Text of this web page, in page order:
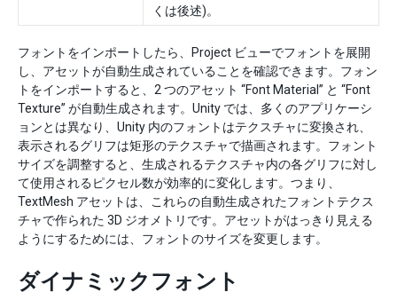
くは後述)。
フォントをインポートしたら、Project ビューでフォントを展開
し、アセットが自動生成されていることを確認できます。フォン
トをインポートすると、2 つのアセット “Font Material” と “Font
Texture” が自動生成されます。Unity では、多くのアプリケーシ
ョンとは異なり、Unity 内のフォントはテクスチャに変換され、
表示されるグリフは矩形のテクスチャで描画されます。フォント
サイズを調整すると、生成されるテクスチャ内の各グリフに対し
て使用されるピクセル数が効率的に変化します。つまり、
TextMesh アセットは、これらの自動生成されたフォントテクス
チャで作られた 3D ジオメトリです。アセットがはっきり見える
ようにするためには、フォントのサイズを変更します。
ダイナミックフォント